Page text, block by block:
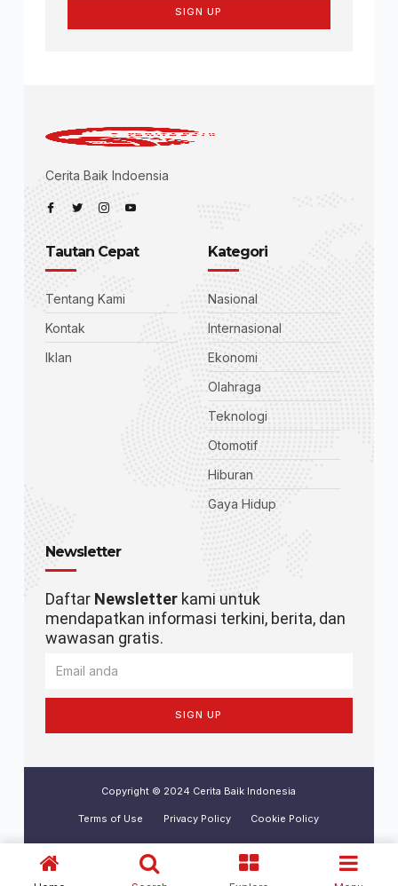
SIGN UP
Cerita Baik Indoensia
Tautan Cepat
Tentang Kami
Kontak
Iklan
Kategori
Nasional
Internasional
Ekonomi
Olahraga
Teknologi
Otomotif
Hiburan
Gaya Hidup
Newsletter
Daftar Newsletterkami untuk
mendapatkan informasi terkini, berita, dan
wawasan gratis.
SIGN UP
Copyright © 2024 Cerita Baik Indonesia
Terms of Use Privacy Policy Cookie Policy